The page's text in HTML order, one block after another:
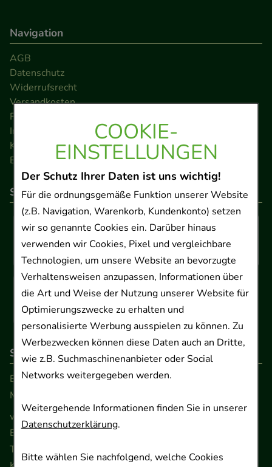
COOKIE-
EINSTELLUNGEN
Der Schutz Ihrer Daten ist uns wichtig!
Für die ordnungsgemäße Funktion unserer Website
(z.B. Navigation, Warenkorb, Kundenkonto) setzen
wir so genannte Cookies ein. Darüber hinaus
verwenden wir Cookies, Pixel und vergleichbare
Technologien, um unsere Website an bevorzugte
Verhaltensweisen anzupassen, Informationen über
die Art und Weise der Nutzung unserer Website für
Optimierungszwecke zu erhalten und
personalisierte Werbung ausspielen zu können. Zu
Werbezwecken können diese Daten auch an Dritte,
wie z.B. Suchmaschinenanbieter oder Social
Networks weitergegeben werden.
Weitergehende Informationen finden Sie in unserer
Datenschutzerklärung.
Bitte wählen Sie nachfolgend, welche Cookies
Navigation
AGB
Datenschutz
Widerrufsrecht
Versandkosten
FAQ
Impressum
Kontakt
Barrierefreiheitserklärung
So können Sie bezahlen
So erreichen Sie uns
Beratung und Kundenservice:
Montag - Freitag von 9.00 bis 17.00 Uhr
www.ApoSalis.de
Ernst-August-Platz 2 · 30159 Hannover
Telefon 0511 89 71 80 0 · Fax 0511 89 71 80 11